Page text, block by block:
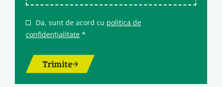
Da, sunt de acord cu politica de
confidențialitate *
Trimite